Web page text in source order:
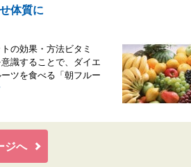
体質に
の効果・方法ビタミ
識することで、ダイエ
ツを食べる「朝フルー
ジへ